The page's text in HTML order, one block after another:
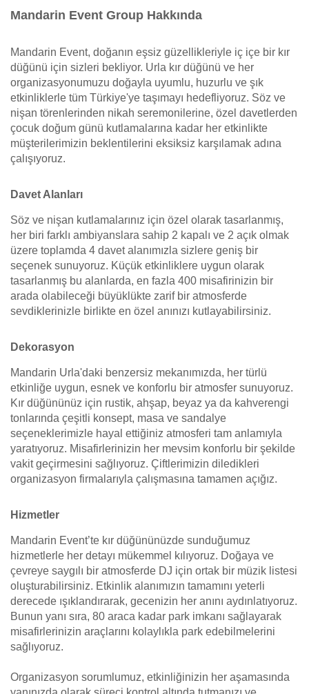
Mandarin Event Group Hakkında
Mandarin Event, doğanın eşsiz güzellikleriyle iç içe bir kır
düğünü için sizleri bekliyor. Urla kır düğünü ve her
organizasyonumuzu doğayla uyumlu, huzurlu ve şık
etkinliklerle tüm Türkiye'ye taşımayı hedefliyoruz. Söz ve
nişan törenlerinden nikah seremonilerine, özel davetlerden
çocuk doğum günü kutlamalarına kadar her etkinlikte
müşterilerimizin beklentilerini eksiksiz karşılamak adına
çalışıyoruz.
Davet Alanları
Söz ve nişan kutlamalarınız için özel olarak tasarlanmış,
her biri farklı ambiyanslara sahip 2 kapalı ve 2 açık olmak
üzere toplamda 4 davet alanımızla sizlere geniş bir
seçenek sunuyoruz. Küçük etkinliklere uygun olarak
tasarlanmış bu alanlarda, en fazla 400 misafirinizin bir
arada olabileceği büyüklükte zarif bir atmosferde
sevdiklerinizle birlikte en özel anınızı kutlayabilirsiniz.
Dekorasyon
Mandarin Urla'daki benzersiz mekanımızda, her türlü
etkinliğe uygun, esnek ve konforlu bir atmosfer sunuyoruz.
Kır düğününüz için rustik, ahşap, beyaz ya da kahverengi
tonlarında çeşitli konsept, masa ve sandalye
seçeneklerimizle hayal ettiğiniz atmosferi tam anlamıyla
yaratıyoruz. Misafirlerinizin her mevsim konforlu bir şekilde
vakit geçirmesini sağlıyoruz. Çiftlerimizin diledikleri
organizasyon firmalarıyla çalışmasına tamamen açığız.
Hizmetler
Mandarin Event’te kır düğününüzde sunduğumuz
hizmetlerle her detayı mükemmel kılıyoruz. Doğaya ve
çevreye saygılı bir atmosferde DJ için ortak bir müzik listesi
oluşturabilirsiniz. Etkinlik alanımızın tamamını yeterli
derecede ışıklandırarak, gecenizin her anını aydınlatıyoruz.
Bunun yanı sıra, 80 araca kadar park imkanı sağlayarak
misafirlerinizin araçlarını kolaylıkla park edebilmelerini
sağlıyoruz.
Organizasyon sorumlumuz, etkinliğinizin her aşamasında